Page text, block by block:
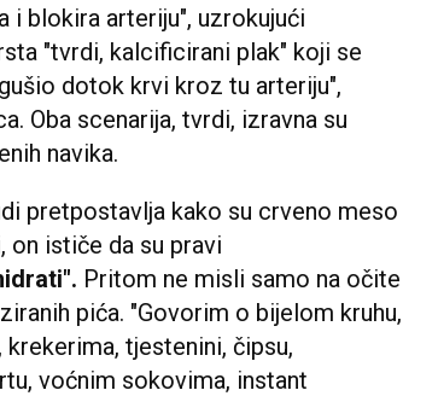
i blokira arteriju", uzrokujući
"tvrdi, kalcificirani plak" koji se
dotok krvi kroz tu arteriju",
Oba scenarija, tvrdi, izravna su
navika.
pretpostavlja kako su crveno meso
on ističe da su pravi
Pritom ne misli samo na očite
pića. "Govorim o bijelom kruhu,
tjestenini, čipsu,
voćnim sokovima, instant